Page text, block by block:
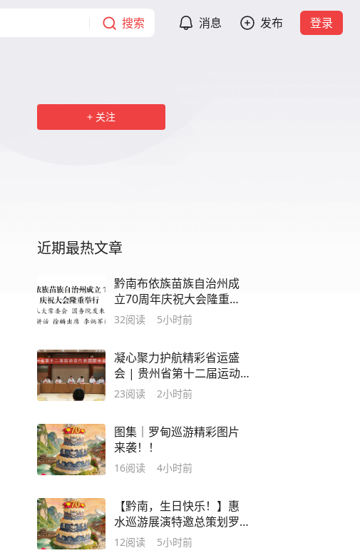
搜索 消息 发布 登录
关注
近期最热文章
黔南布依族苗族自治州成
立70周年庆祝大会隆重举
行
32阅读 5小时前
凝心聚力护航精彩省运盛
会 | 贵州省第十二届运动
会代表团团长会议在黔南
23阅读 2小时前
图集｜罗甸巡游精彩图片
来袭！！
16阅读 4小时前
【黔南，生日快乐！】惠
水巡游展演特邀总策划罗
凯：20年间三次参与州庆
12阅读 5小时前